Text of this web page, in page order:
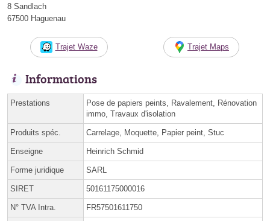
8 Sandlach
67500 Haguenau
Trajet Waze Trajet Maps
Informations
Prestations
Pose de papiers peints, Ravalement, Rénovation
immo, Travaux d'isolation
Produits spéc. Carrelage, Moquette, Papier peint, Stuc
Enseigne Heinrich Schmid
Forme juridique SARL
SIRET 50161175000016
N° TVA Intra. FR57501611750